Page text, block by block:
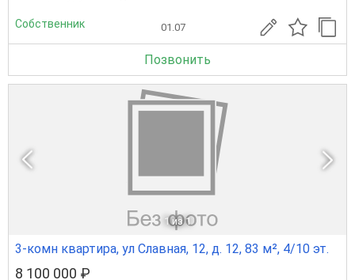
Собственник 01.07
Позвонить
1 из 1
3-комн квартира, ул Славная, 12, д. 12, 83 м², 4/10 эт.
8 100 000 ₽